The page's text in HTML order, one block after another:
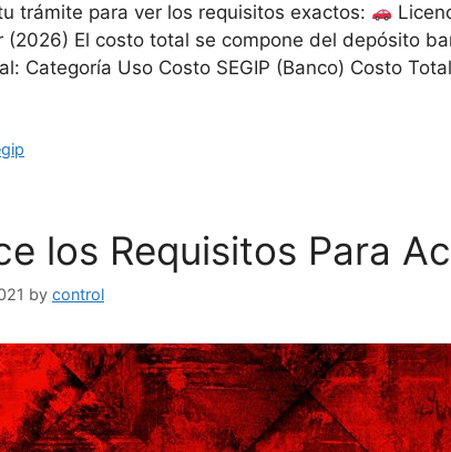
trámite para ver los requisitos exactos:
(2026) El costo total se compone del depósito
Categoría Uso Costo SEGIP (Banco) Costo
los Requisitos Para
by control